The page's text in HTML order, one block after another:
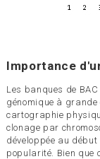
Importance
Les banques de
génomique à grande
cartographie
clonage par
développée au
popularité. Bien que